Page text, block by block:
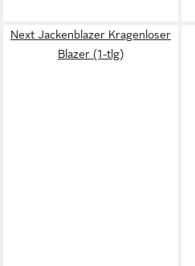
Next Jackenblazer Kragenloser
Blazer (1-tlg)